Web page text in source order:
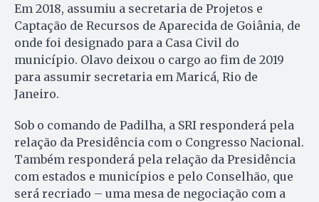
Em 2018, assumiu a secretaria de Projetos e
Captação de Recursos de Aparecida de Goiânia, de
onde foi designado para a Casa Civil do
município. Olavo deixou o cargo ao fim de 2019
para assumir secretaria em Maricá, Rio de
Janeiro.
Sob o comando de Padilha, a SRI responderá pela
relação da Presidência com o Congresso Nacional.
Também responderá pela relação da Presidência
com estados e municípios e pelo Conselhão, que
será recriado – uma mesa de negociação com a